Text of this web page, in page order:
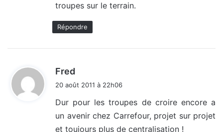
troupes sur le terrain.
Répondre
Fred
:
20 août 2011 à 22h06
Dur pour les troupes de croire encore a
un avenir chez Carrefour, projet sur projet
et toujours plus de centralisation !